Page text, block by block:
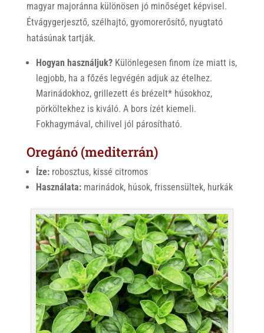
magyar majoránna különösen jó minőséget képvisel.
Étvágygerjesztő, szélhajtó, gyomorerősítő, nyugtató
hatásúnak tartják.
Hogyan használjuk?Különlegesen finom íze miatt is,
legjobb, ha a főzés legvégén adjuk az ételhez.
Marinádokhoz, grillezett és brézelt* húsokhoz,
pörköltekhez is kiváló. A bors ízét kiemeli.
Fokhagymával, chilivel jól párosítható.
Oregánó (mediterrán)
Íze: robosztus, kissé citromos
Használata: marinádok, húsok, frissensültek, hurkák